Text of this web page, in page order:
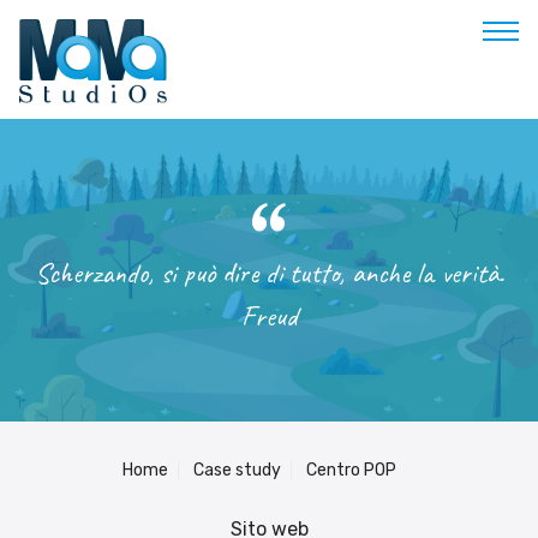
Buongiorno
Benvenuto
Soluzioni & Costi
Servizi
Esperienze
Empowerment
Blog
Scherzando, si può dire di tutto, anche la verità.
Freud
Home Case study Centro POP
Sito web